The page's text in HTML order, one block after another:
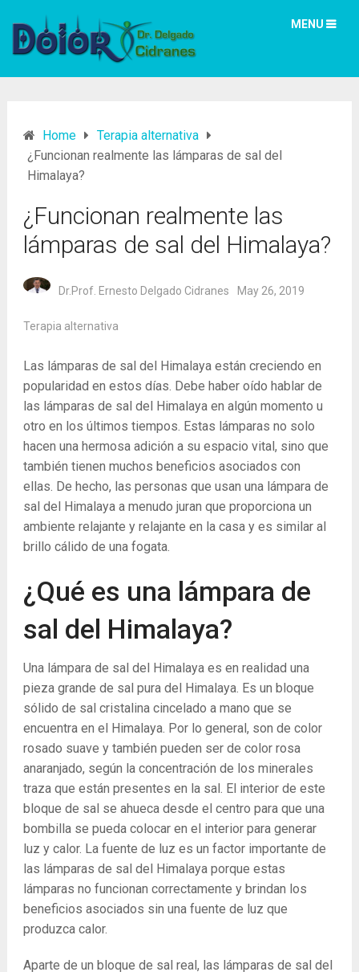
MENU
Home
Terapia alternativa
¿Funcionan realmente las lámparas de sal del
Himalaya?
¿Funcionan realmente las
lámparas de sal del Himalaya?
Dr.Prof. Ernesto Delgado Cidranes May 26, 2019
Terapia alternativa
Las lámparas de sal del Himalaya están creciendo en
popularidad en estos días. Debe haber oído hablar de
las lámparas de sal del Himalaya en algún momento u
otro en los últimos tiempos. Estas lámparas no solo
hacen una hermosa adición a su espacio vital, sino que
también tienen muchos beneficios asociados con
ellas. De hecho, las personas que usan una lámpara de
sal del Himalaya a menudo juran que proporciona un
ambiente relajante y relajante en la casa y es similar al
brillo cálido de una fogata.
¿Qué es una lámpara de
sal del Himalaya?
Una lámpara de sal del Himalaya es en realidad una
pieza grande de sal pura del Himalaya. Es un bloque
sólido de sal cristalina cincelado a mano que se
encuentra en el Himalaya. Por lo general, son de color
rosado suave y también pueden ser de color rosa
anaranjado, según la concentración de los minerales
traza que están presentes en la sal. El interior de este
bloque de sal se ahueca desde el centro para que una
bombilla se pueda colocar en el interior para generar
luz y calor. La fuente de luz es un factor importante de
las lámparas de sal del Himalaya porque estas
lámparas no funcionan correctamente y brindan los
beneficios asociados sin una fuente de luz que
produzca calor.
Aparte de un bloque de sal real, las lámparas de sal del